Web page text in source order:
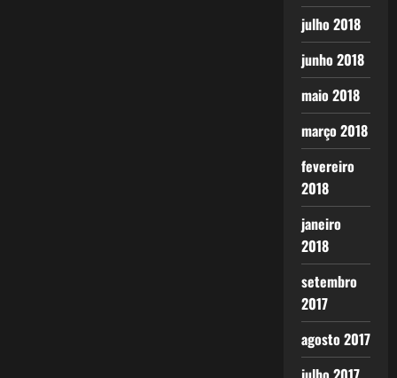
julho 2018
junho 2018
maio 2018
março 2018
fevereiro
2018
janeiro
2018
setembro
2017
agosto 2017